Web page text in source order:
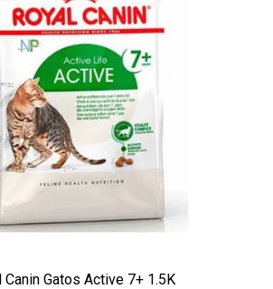
Canin Gatos Active 7+ 1.5K